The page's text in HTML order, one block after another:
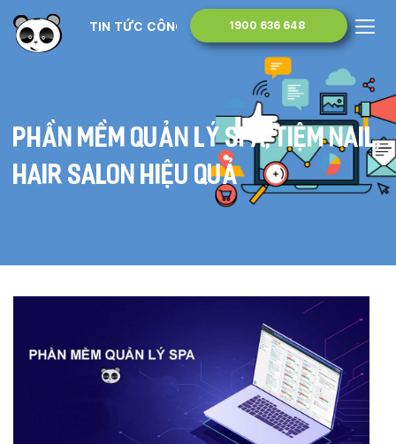
1900 636 648
TIN TỨC CÔNG NGHỆ
Phần mềm quản lý spa, tiệm nail,
hair salon hiệu quả